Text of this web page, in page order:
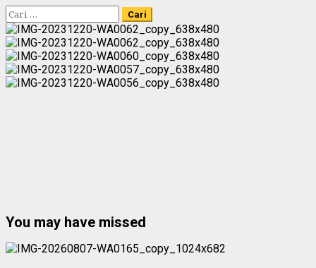
Cari
untuk:
You may have missed